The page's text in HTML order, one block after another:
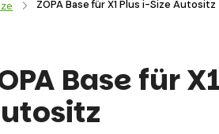
ZOPA Base für X1 Plus i-Size Autositz
Base für